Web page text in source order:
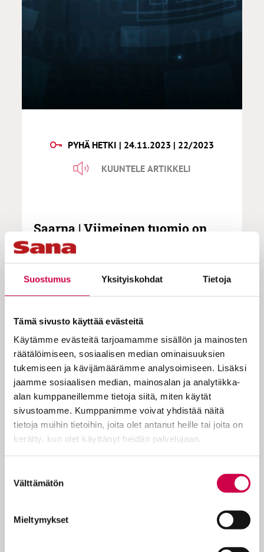
Suostumus Yksityiskohdat Tietoja
Tämä sivusto käyttää evästeitä
Käytämme evästeitä tarjoamamme sisällön ja mainosten
räätälöimiseen, sosiaalisen median ominaisuuksien
tukemiseen ja kävijämäärämme analysoimiseen. Lisäksi
jaamme sosiaalisen median, mainosalan ja analytiikka-
alan kumppaneillemme tietoja siitä, miten käytät
sivustoamme. Kumppanimme voivat yhdistää näitä
tietoja muihin tietoihin, joita olet antanut heille tai joita on
kerätty, kun olet käyttänyt heidän palvelujaan.
valinta
Välttämätön
Mieltymykset
PYHÄ HETKI | 24.11.2023 | 22/2023
KUUNTELE ARTIKKELI
Saarna | Viimeinen tuomio on
turvallinen tila
Viimeisellä tuomiolla nekin, jotka nyt
osoittelevat muita sormellaan,
joutuvat kohtaamaan Jumalan
vanhurskauden.
Tuomiosunnuntaina Jumala lähestyy
meitä Kristuksessa ja asettaa meidät
kasvojensa eteen. Jokainen ihminen on
itse vastuussa teoistaan ja tekemättä
Tuomiosunnuntain liturginen väri on
Jeesus sanoi…